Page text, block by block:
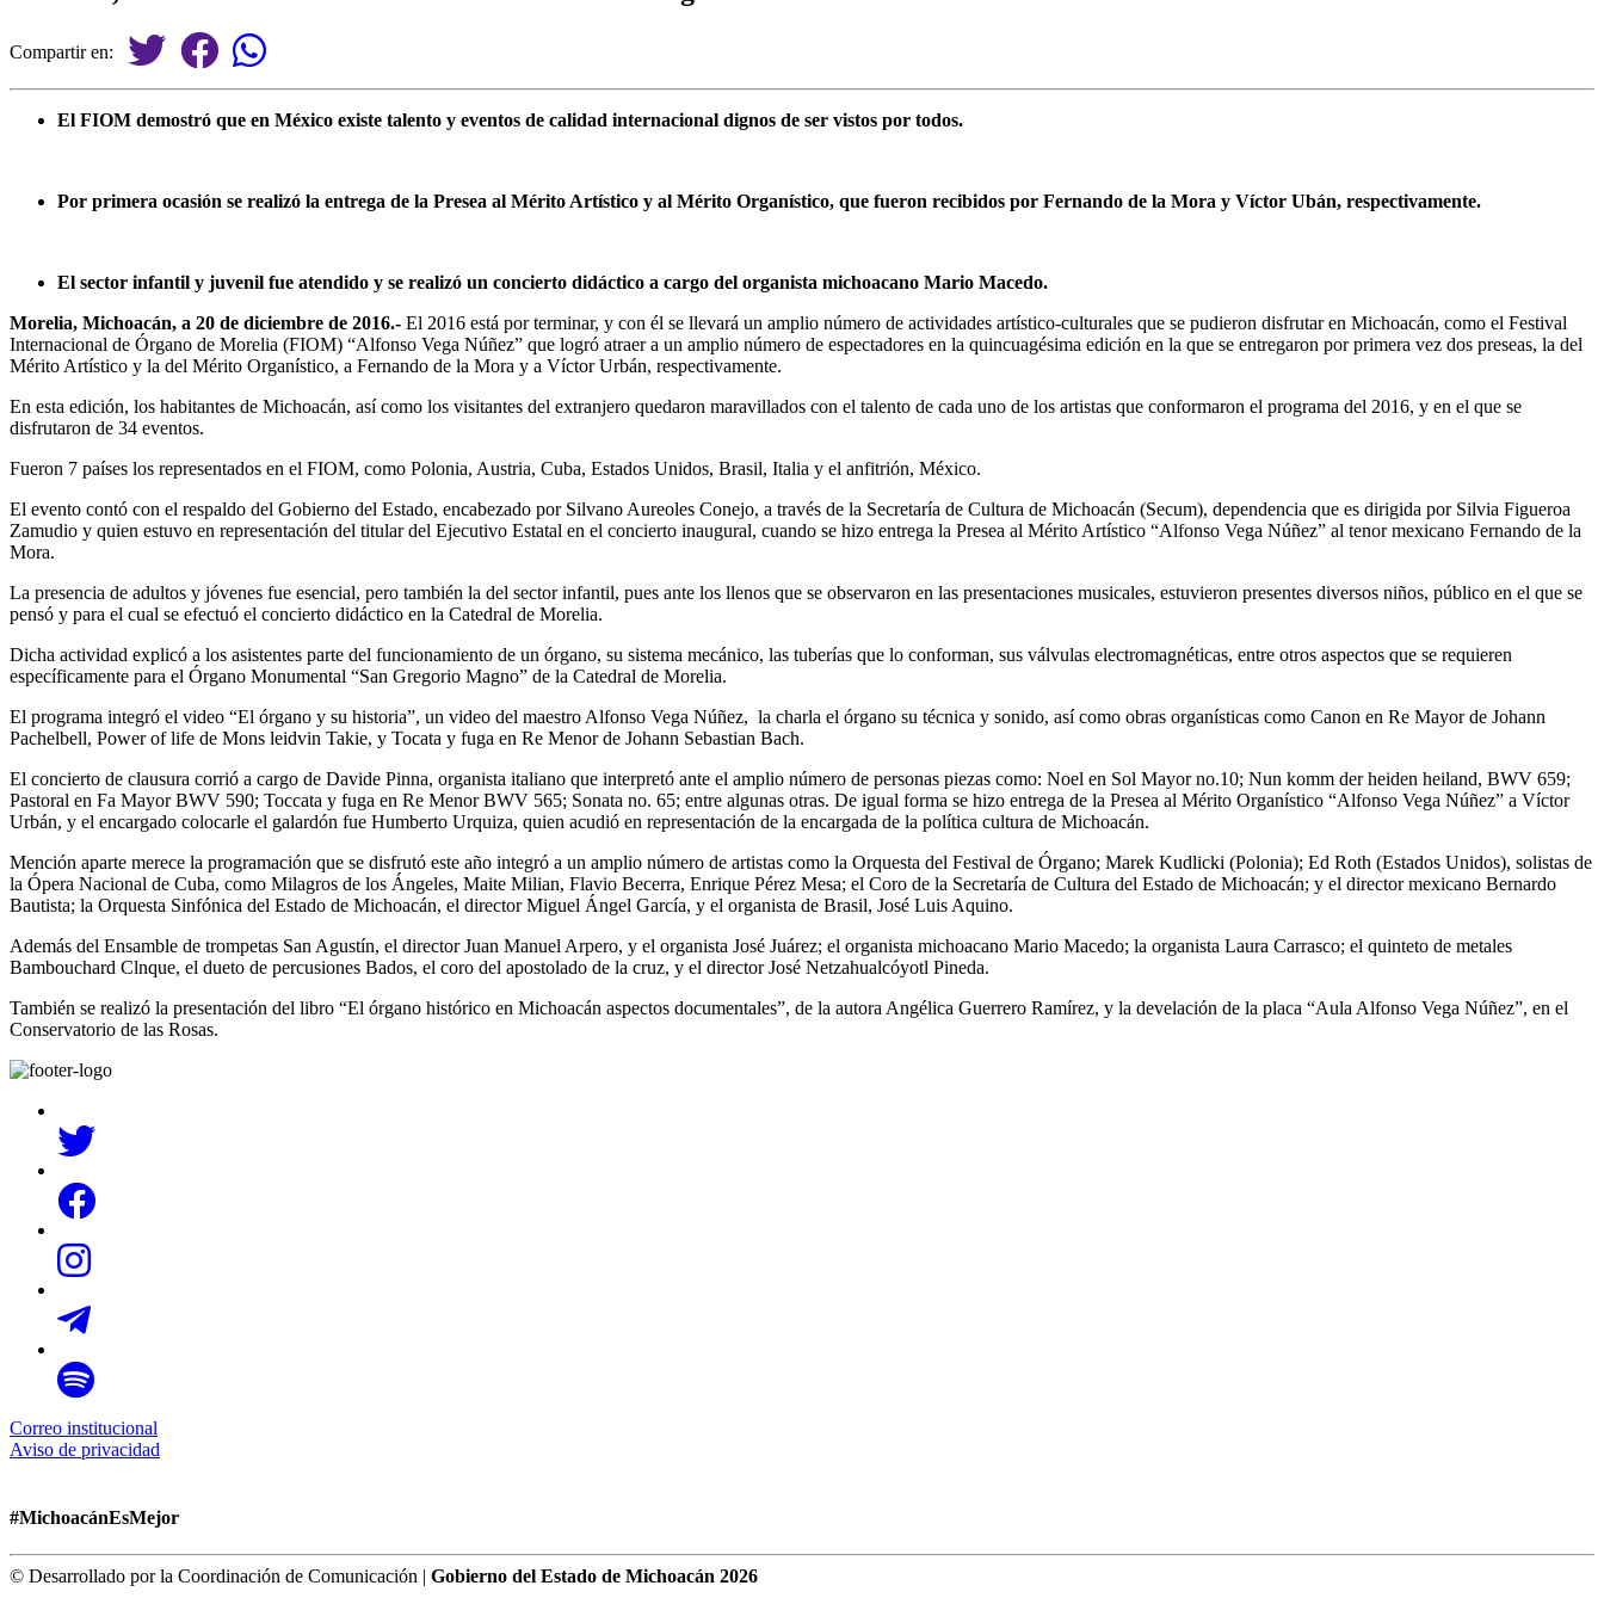
Compartir en:
El FIOM demostró que en México existe talento y eventos de calidad internacional dignos de ser vistos por todos.
Por primera ocasión se realizó la entrega de la Presea al Mérito Artístico y al Mérito Organístico, que fueron recibidos por Fernando de la Mora y Víctor Ubán, respectivamente.
El sector infantil y juvenil fue atendido y se realizó un concierto didáctico a cargo del organista michoacano Mario Macedo.
Morelia, Michoacán, a 20 de diciembre de 2016.- El 2016 está por terminar, y con él se llevará un amplio número de actividades artístico-culturales que se pudieron disfrutar en Michoacán, como el Festival
Internacional de Órgano de Morelia (FIOM) “Alfonso Vega Núñez” que logró atraer a un amplio número de espectadores en la quincuagésima edición en la que se entregaron por primera vez dos preseas, la del
Mérito Artístico y la del Mérito Organístico, a Fernando de la Mora y a Víctor Urbán, respectivamente.
En esta edición, los habitantes de Michoacán, así como los visitantes del extranjero quedaron maravillados con el talento de cada uno de los artistas que conformaron el programa del 2016, y en el que se
disfrutaron de 34 eventos.
Fueron 7 países los representados en el FIOM, como Polonia, Austria, Cuba, Estados Unidos, Brasil, Italia y el anfitrión, México.
El evento contó con el respaldo del Gobierno del Estado, encabezado por Silvano Aureoles Conejo, a través de la Secretaría de Cultura de Michoacán (Secum), dependencia que es dirigida por Silvia Figueroa
Zamudio y quien estuvo en representación del titular del Ejecutivo Estatal en el concierto inaugural, cuando se hizo entrega la Presea al Mérito Artístico “Alfonso Vega Núñez” al tenor mexicano Fernando de la
Mora.
La presencia de adultos y jóvenes fue esencial, pero también la del sector infantil, pues ante los llenos que se observaron en las presentaciones musicales, estuvieron presentes diversos niños, público en el que se
pensó y para el cual se efectuó el concierto didáctico en la Catedral de Morelia.
Dicha actividad explicó a los asistentes parte del funcionamiento de un órgano, su sistema mecánico, las tuberías que lo conforman, sus válvulas electromagnéticas, entre otros aspectos que se requieren
específicamente para el Órgano Monumental “San Gregorio Magno” de la Catedral de Morelia.
El programa integró el video “El órgano y su historia”, un video del maestro Alfonso Vega Núñez, la charla el órgano su técnica y sonido, así como obras organísticas como Canon en Re Mayor de Johann
Pachelbell, Power of life de Mons leidvin Takie, y Tocata y fuga en Re Menor de Johann Sebastian Bach.
El concierto de clausura corrió a cargo de Davide Pinna, organista italiano que interpretó ante el amplio número de personas piezas como: Noel en Sol Mayor no.10; Nun komm der heiden heiland, BWV 659;
Pastoral en Fa Mayor BWV 590; Toccata y fuga en Re Menor BWV 565; Sonata no. 65; entre algunas otras. De igual forma se hizo entrega de la Presea al Mérito Organístico “Alfonso Vega Núñez” a Víctor
Urbán, y el encargado colocarle el galardón fue Humberto Urquiza, quien acudió en representación de la encargada de la política cultura de Michoacán.
Mención aparte merece la programación que se disfrutó este año integró a un amplio número de artistas como la Orquesta del Festival de Órgano; Marek Kudlicki (Polonia); Ed Roth (Estados Unidos), solistas de
la Ópera Nacional de Cuba, como Milagros de los Ángeles, Maite Milian, Flavio Becerra, Enrique Pérez Mesa; el Coro de la Secretaría de Cultura del Estado de Michoacán; y el director mexicano Bernardo
Bautista; la Orquesta Sinfónica del Estado de Michoacán, el director Miguel Ángel García, y el organista de Brasil, José Luis Aquino.
Además del Ensamble de trompetas San Agustín, el director Juan Manuel Arpero, y el organista José Juárez; el organista michoacano Mario Macedo; la organista Laura Carrasco; el quinteto de metales
Bambouchard Clnque, el dueto de percusiones Bados, el coro del apostolado de la cruz, y el director José Netzahualcóyotl Pineda.
También se realizó la presentación del libro “El órgano histórico en Michoacán aspectos documentales”, de la autora Angélica Guerrero Ramírez, y la develación de la placa “Aula Alfonso Vega Núñez”, en el
Conservatorio de las Rosas.
Correo institucional
Aviso de privacidad
#MichoacánEsMejor
© Desarrollado por la Coordinación de Comunicación | Gobierno del Estado de Michoacán 2026